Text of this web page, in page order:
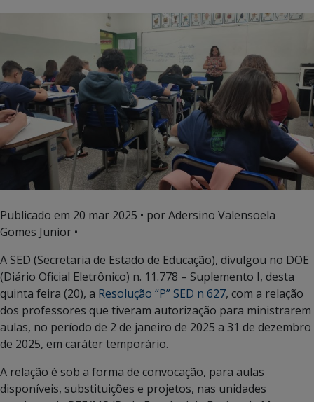
Publicado em 20 mar 2025 • por Adersino Valensoela
Gomes Junior •
A SED (Secretaria de Estado de Educação), divulgou no DOE
(Diário Oficial Eletrônico) n. 11.778 – Suplemento I, desta
quinta feira (20), a Resolução “P” SED n 627, com a relação
dos professores que tiveram autorização para ministrarem
aulas, no período de 2 de janeiro de 2025 a 31 de dezembro
de 2025, em caráter temporário.
A relação é sob a forma de convocação, para aulas
disponíveis, substituições e projetos, nas unidades